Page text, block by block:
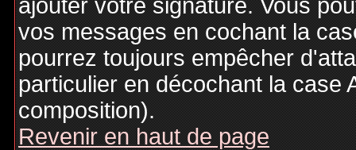
ajouter votre signature. Vous
vos messages en cochant la
pourrez toujours empêcher
particulier en décochant la case
composition).
Revenir en haut de page